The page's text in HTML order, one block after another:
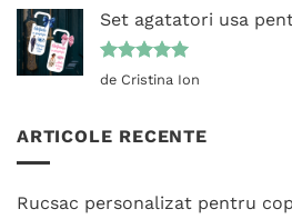
Set agatatori usa
Evaluat la
de Cristina Ion
ARTICOLE RECENTE
Rucsac personalizat pentru